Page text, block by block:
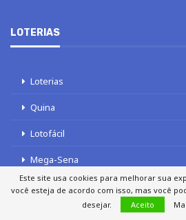
LOTERIAS
Loterias
Quina
Lotofácil
Mega-Sena
Tele sena
Este site usa cookies para melhorar sua
você esteja de acordo com isso, mas você
desejar.
Aceito